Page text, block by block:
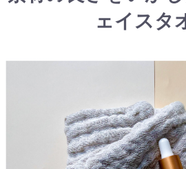
ェイスタ